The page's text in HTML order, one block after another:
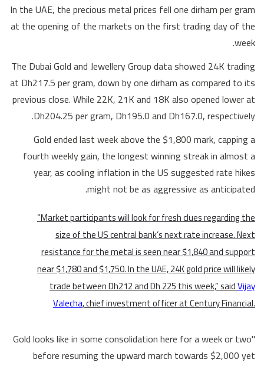
In the UAE, the precious metal prices fell one dirham per gram
at the opening of the markets on the first trading day of the
week.
The Dubai Gold and Jewellery Group data showed 24K trading
at Dh217.5 per gram, down by one dirham as compared to its
previous close. While 22K, 21K and 18K also opened lower at
Dh204.25 per gram, Dh195.0 and Dh167.0, respectively.
Gold ended last week above the $1,800 mark, capping a
fourth weekly gain, the longest winning streak in almost a
year, as cooling inflation in the US suggested rate hikes
might not be as aggressive as anticipated.
“Market participants will look for fresh clues regarding the
size of the US central bank’s next rate increase. Next
resistance for the metal is seen near $1,840 and support
near $1,780 and $1,750. In the UAE, 24K gold price will likely
trade between Dh212 and Dh 225 this week,” saidVijay
Valecha, chief investment officer at Century Financial.
"Gold looks like in some consolidation here for a week or two
before resuming the upward march towards $2,000 yet